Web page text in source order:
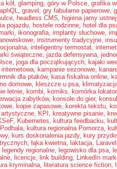
kół, glamping, góry w Polsce, grafika
, gravel , gry fabularne papierowe,
, headless CMS, higiena jamy ustnej
pojazdu, hostele rodzinne, hotel dla
, ikonografia, implanty słuchowe,
, instrumenty tradycyjne,
, inteligentny termostat,
świąteczne, jazda defensywna,
, joga dla początkujących, kajaki
internetowa, kampanie sezonowe,
dla ptaków, kasa fiskalna online,
domowe, kleszcze u psa,
letnie, kombi, komiks, komórka
zabytków, konsole do gier,
, kopie zapasowe, korekta tekstu,
artystyczne, KPI , kreatywne pisanie,
, Kubernetes, kultura feedbacku,
, kultura regionalna Pomorza,
, kurs doskonalenia jazdy, kury
, łąka kwietna, laktacja, Laravel
legendy regionalne, legowisko dla psa,
, licencje, link building, LinkedIn
kryminalna, literatura science fiction,